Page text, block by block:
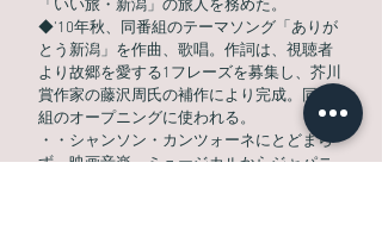
「いい旅・新潟」の旅人を務めた。
◆’10年秋、同番組のテーマソング「ありが
とう新潟」を作曲、歌唱。作詞は、視聴者
より故郷を愛する1フレーズを募集し、芥川
賞作家の藤沢周氏の補作により完成。同番
組のオープニングに使われる。
・・シャンソン・カンツォーネにとどまら
ず、映画音楽、ミュージカルからジャパニ